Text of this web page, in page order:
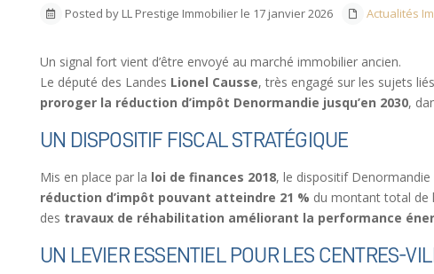
Posted by LL Prestige Immobilier le 17 janvier 2026 Actualités
Un signal fort vient d’être envoyé au marché immobilier ancien.
Le député des Landes Lionel Causse, très engagé sur les sujets
proroger la réduction d’impôt Denormandie jusqu’en 2030,
UN DISPOSITIF FISCAL STRATÉGIQUE
Mis en place par la loi de finances 2018, le dispositif Denormandie
réduction d’impôt pouvant atteindre 21 % du montant total de
des travaux de réhabilitation améliorant la performance
UN LEVIER ESSENTIEL POUR LES CENTRES-